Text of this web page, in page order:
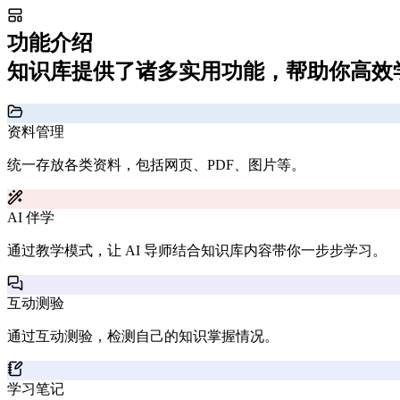
功能介绍
知识库提供了诸多实用功能，帮助你高效
资料管理
统一存放各类资料，包括网页、PDF、图片等。
AI 伴学
通过教学模式，让 AI 导师结合知识库内容带你一步步学习。
互动测验
通过互动测验，检测自己的知识掌握情况。
学习笔记